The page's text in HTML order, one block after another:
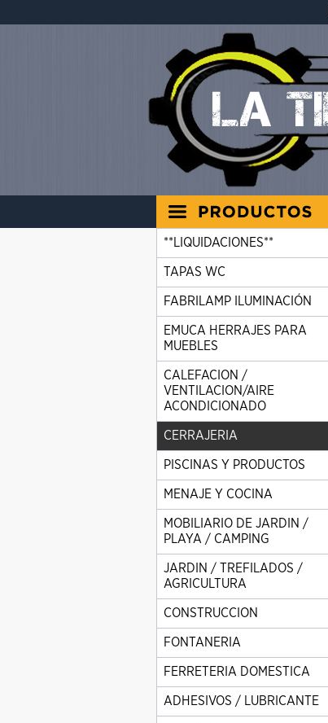
**LIQUIDACIONES**
TAPAS WC
FABRILAMP ILUMINACIÓN
EMUCA HERRAJES PARA
MUEBLES
CALEFACION /
VENTILACION/AIRE
ACONDICIONADO
CERRAJERIA
PISCINAS Y PRODUCTOS
MENAJE Y COCINA
MOBILIARIO DE JARDIN /
PLAYA / CAMPING
JARDIN / TREFILADOS /
AGRICULTURA
CONSTRUCCION
FONTANERIA
FERRETERIA DOMESTICA
ADHESIVOS / LUBRICANTE